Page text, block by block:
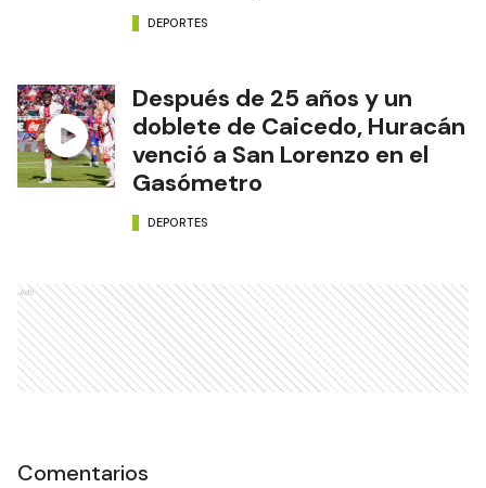
DEPORTES
Después de 25 años y un
doblete de Caicedo, Huracán
venció a San Lorenzo en el
Gasómetro
DEPORTES
Ads
Comentarios